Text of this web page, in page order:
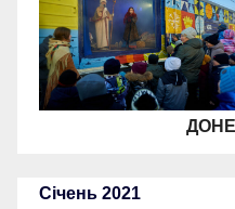
Січень 2021